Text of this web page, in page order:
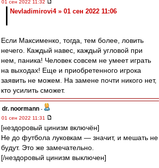
01 сен 2022 11:32
Nevladimirovi4 » 01 сен 2022 11:06
Если Максименко, тогда, тем более, ловить
нечего. Каждый навес, каждый угловой при
нем, паника! Человек совсем не умеет играть
на выходах! Еще и приобретенного игрока
заявить не можем. На замене почти никого нет,
кто усилить сможет.
dr. noormann -
01 сен 2022 11:31
[нездоровый цинизм включён]
Не до футбола луковкам — значит, и мешать не
будут. Это же замечательно.
[/нездоровый цинизм выключен]